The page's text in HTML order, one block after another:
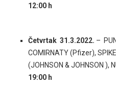
12:00 h
Četvrtak 31.3.2022. –
COMIRNATY (Pfizer),
(JOHNSON & JOHNSON ),
19:00 h